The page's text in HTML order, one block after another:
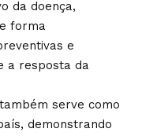
da doença,
forma
e
a resposta da
serve como
demonstrando